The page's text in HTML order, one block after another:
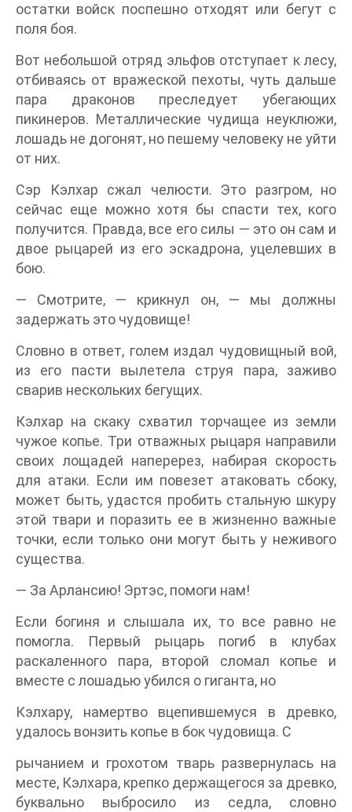
остатки войск поспешно отходят или бегут с
поля боя.
Вот небольшой отряд эльфов отступает к лесу,
отбиваясь от вражеской пехоты, чуть дальше
пара драконов преследует убегающих
пикинеров. Металлические чудища неуклюжи,
лошадь не догонят, но пешему человеку не уйти
от них.
Сэр Кэлхар сжал челюсти. Это разгром, но
сейчас еще можно хотя бы спасти тех, кого
получится. Правда, все его силы — это он сам и
двое рыцарей из его эскадрона, уцелевших в
бою.
— Смотрите, — крикнул он, — мы должны
задержать это чудовище!
Словно в ответ, голем издал чудовищный вой,
из его пасти вылетела струя пара, заживо
сварив нескольких бегущих.
Кэлхар на скаку схватил торчащее из земли
чужое копье. Три отважных рыцаря направили
своих лощадей наперерез, набирая скорость
для атаки. Если им повезет атаковать сбоку,
может быть, удастся пробить стальную шкуру
этой твари и поразить ее в жизненно важные
точки, если только они могут быть у неживого
существа.
— За Арлансию! Эртэс, помоги нам!
Если богиня и слышала их, то все равно не
помогла. Первый рыцарь погиб в клубах
раскаленного пара, второй сломал копье и
вместе с лошадью убился о гиганта, но
Кэлхару, намертво вцепившемуся в древко,
удалось вонзить копье в бок чудовища. С
рычанием и грохотом тварь развернулась на
месте, Кэлхара, крепко держащегося за древко,
буквально выбросило из седла, словно